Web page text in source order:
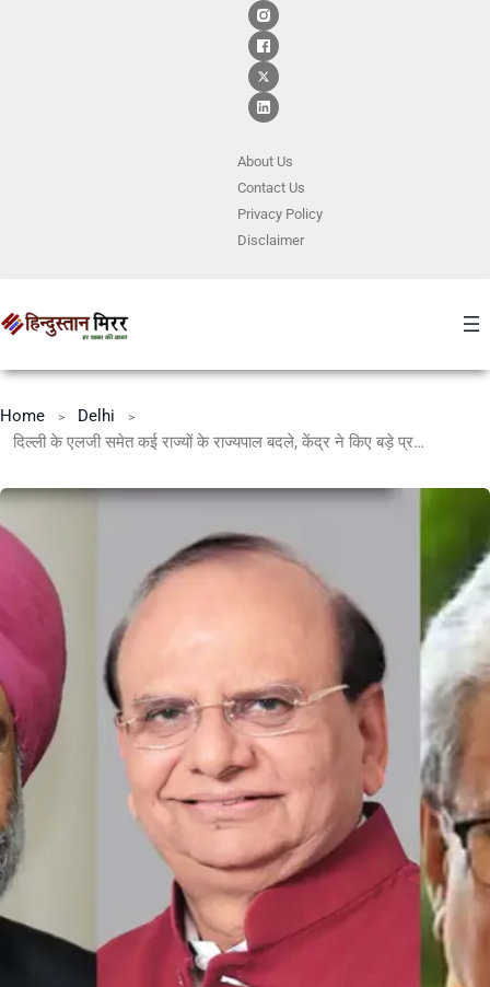
About Us
ContactUs
Privacy Policy
Disclaimer
Home
Delhi
दिल्ली के एलजी समेत कई राज्यों के राज्यपाल बदले, केंद्र ने किए बड़े प्रशासनिक फेरबदल